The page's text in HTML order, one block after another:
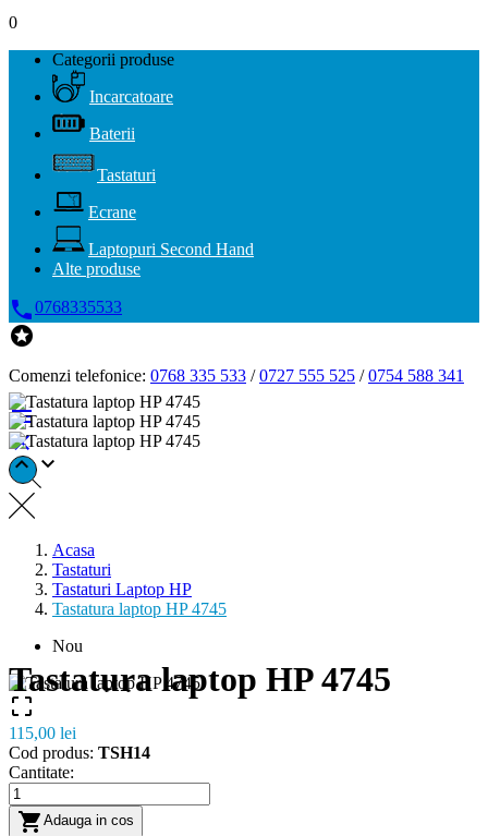
0
Categorii produse
Incarcatoare
Baterii
Tastaturi
Ecrane
Laptopuri Second Hand
Alte produse
0768335533

Comenzi telefonice: 0768 335 533 /0727 555 525 /0754 588 341


Acasa
Tastaturi
Tastaturi Laptop HP
Tastatura laptop HP 4745
Nou


Tastatura laptop HP 4745
115,00 lei
Cod produs: TSH14
Cantitate:
 Adauga in cos